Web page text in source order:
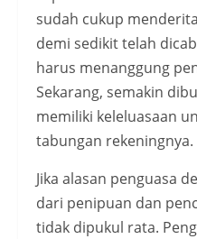
sudah cukup
demi sedikit telah
harus menanggung
Sekarang, semakin
memiliki keleluasaan
tabungan rekeningnya.
Jika alasan penguasa
dari penipuan dan
tidak dipukul rata.